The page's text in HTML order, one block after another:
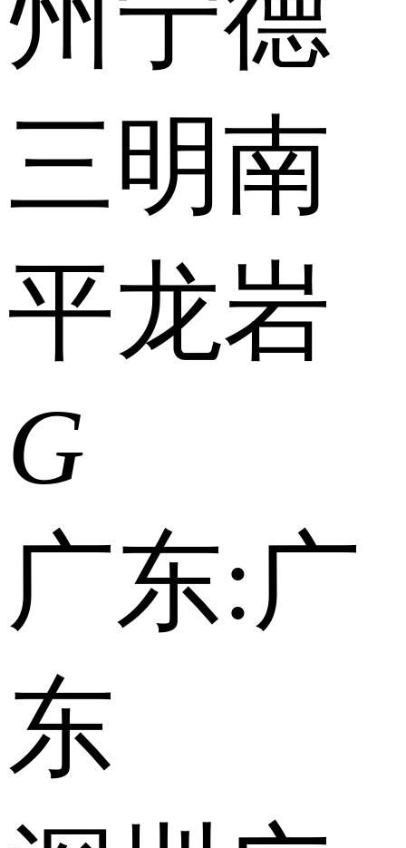
三明南
平龙岩
G
广东:广
东